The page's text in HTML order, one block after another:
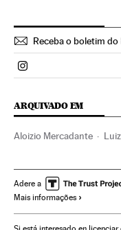
Receba o boletim do
Politica El País Brasil
ARQUIVADO EM
Aloizio Mercadante
Corrupção Presidência
Justiça Administração
Adere a
Mais informações